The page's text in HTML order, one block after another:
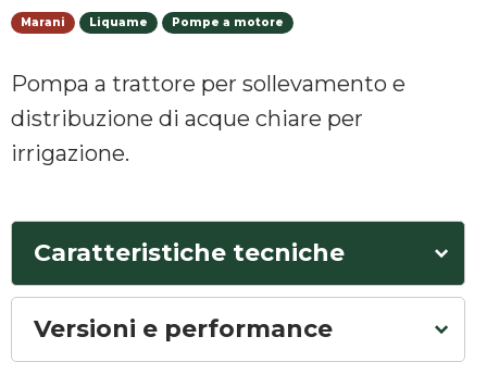
Marani Liquame Pompe a motore
Pompa a trattore per sollevamento e
distribuzione di acque chiare per
irrigazione.
Caratteristiche tecniche
Versioni e performance